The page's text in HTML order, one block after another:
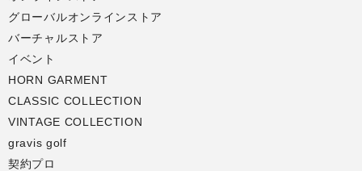
グローバルオンラインストア
バーチャルストア
イベント
HORN GARMENT
CLASSIC COLLECTION
VINTAGE COLLECTION
gravis golf
契約プロ